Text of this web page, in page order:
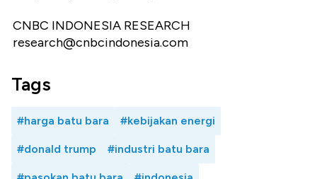
CNBC INDONESIA RESEARCH
research@cnbcindonesia.com
Tags
#harga batu bara #kebijakan energi
#donald trump #industri batu bara